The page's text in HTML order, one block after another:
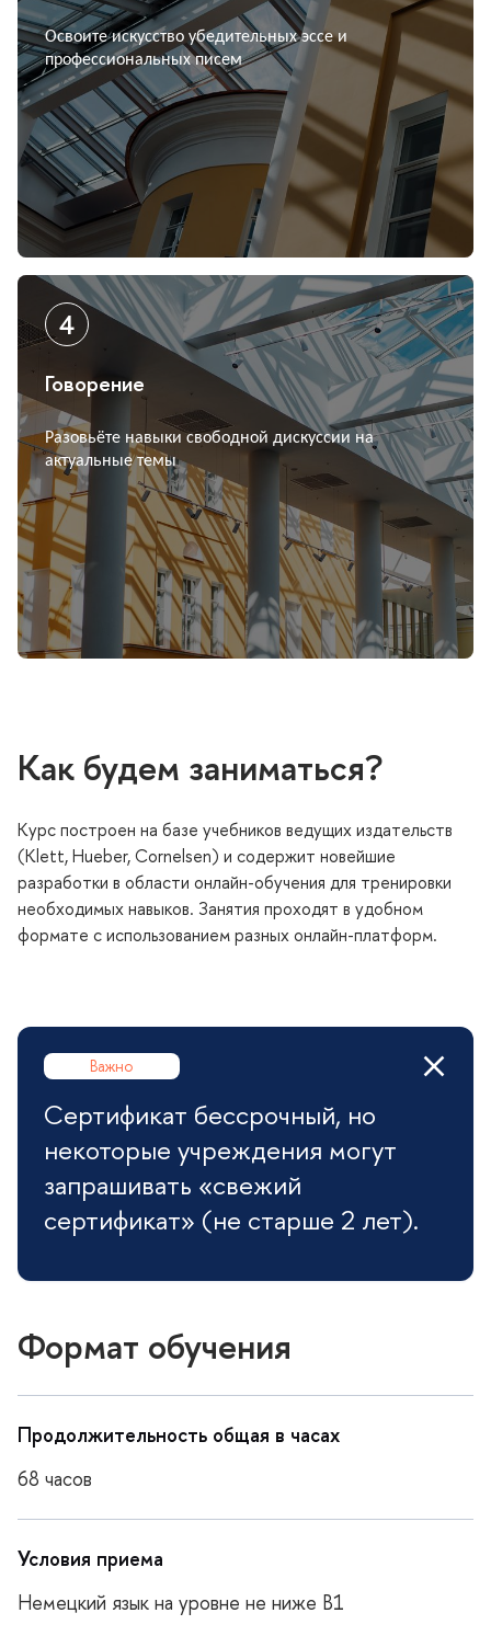
Освоите искусство убедительных эссе и
профессиональных писем
Говорение
Разовьёте навыки свободной дискуссии на
актуальные темы
Как будем заниматься?
Курс построен на базе учебников ведущих издательст
(Klett, Hueber, Cornelsen) и содержит новейшие
разработки в области онлайн-обучения для тренировки
необходимых навыков. Занятия проходят в удобном
формате с использованием разных онлайн-платформ.
ажно
Сертификат бессрочный, но
некоторые учреждения могут
запрашивать «свежий
сертификат» (не старше 2 лет).
Формат обучения
Продолжительность общая в часах
68 часо
Условия приема
Немецкий язык на уровне не ниже B1